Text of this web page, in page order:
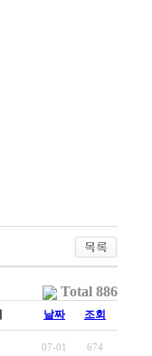
Total 886
날짜 조회
07-01 674